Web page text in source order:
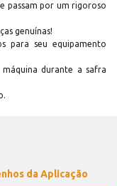
passam por um rigoroso
genuínas!
para seu equipamento
durante a safra
da Aplicação